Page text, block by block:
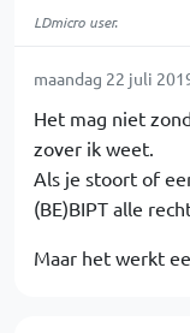
LDmicro user.
maandag 22 juli
Het mag niet
zover ik weet.
Als je stoort of
(BE)BIPT alle
Maar het werkt